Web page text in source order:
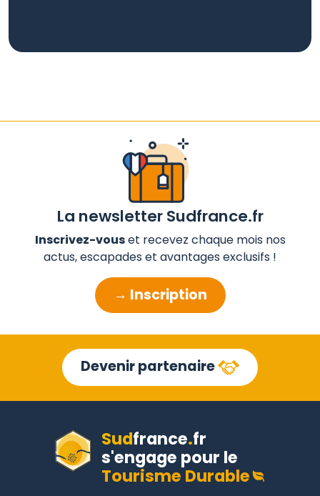
La newsletter Sudfrance.fr
Inscrivez-vouset recevez chaque mois nos
actus, escapades et avantages exclusifs !
→ Inscription
Devenir partenaire
Sudfrance.fr
s'engage pour le
Tourisme Durable